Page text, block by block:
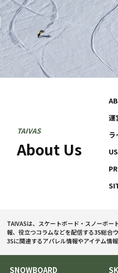
TAIVAS
About Us
運
ラ
TAIVASは、スケートボード・スノーボー
報、役立つコラムなどを配信する3S総合
3Sに関連するアパレル情報やアイテム情
SNOWBOARD